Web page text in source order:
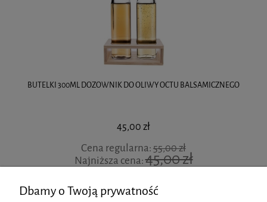
BUTELKI 300ML DOZOWNIK DO OLIWY OCTU BALSAMICZNEGO
45,00 zł
Cena regularna:55,00 zł
Najniższa cena:45,00 zł
Dbamy o Twoją prywatność